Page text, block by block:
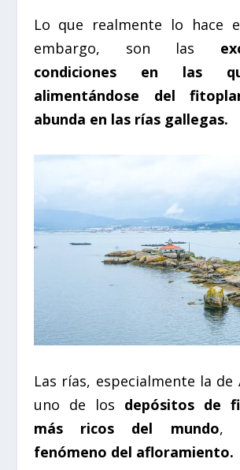
Lo que realmente lo hace
embargo, son las
condiciones en las
alimentándose del
abunda en las rías gallegas.
Las rías, especialmente la de
uno de los depósitos de
más ricos del mundo,
fenómeno del afloramiento.